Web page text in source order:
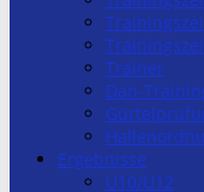
Trainer
Dan-
Ergebnisse
U10/U12